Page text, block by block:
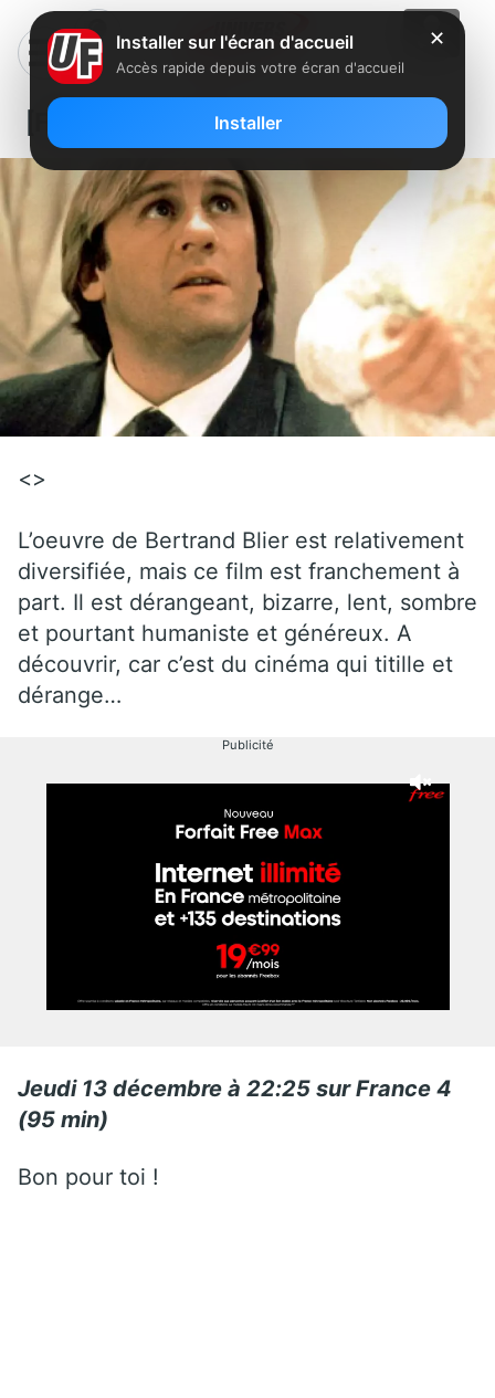
[Film] Trop belle pour toi
<>
L’oeuvre de Bertrand Blier est relativement
diversifiée, mais ce film est franchement à
part. Il est dérangeant, bizarre, lent, sombre
et pourtant humaniste et généreux. A
découvrir, car c’est du cinéma qui titille et
dérange…
Publicité
Jeudi 13 décembre à 22:25 sur France 4
(95 min)
Bon pour toi !
✕
Installer sur l'écran d'accueil
Accès rapide depuis votre écran d'accueil
Installer